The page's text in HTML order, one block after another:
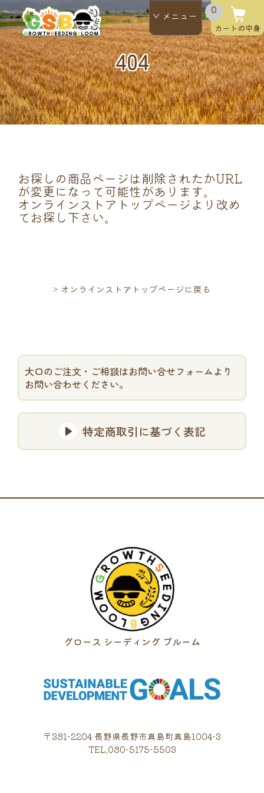
>メニュー
0
カートの中身
404
お探しの商品ページは削除されたかURL
が変更になって可能性があります。
オンラインストアトップページより改め
てお探し下さい。
> オンラインストアトップページに戻る
大口のご注文・ご相談はお問い合せフォームより
お問い合わせください。
▲ 特定商取引に基づく表記
グロース シーディング ブルーム
〒381-2204 長野県長野市真島町真島1004-3
TEL.080-5175-5503